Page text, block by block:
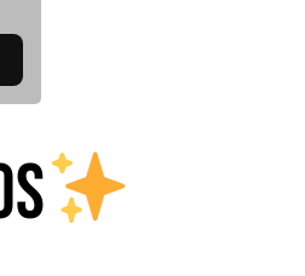
1.990.000
Agregar al
carrito